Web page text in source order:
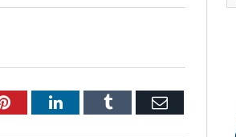
PinterestLinkedInTumblr Email